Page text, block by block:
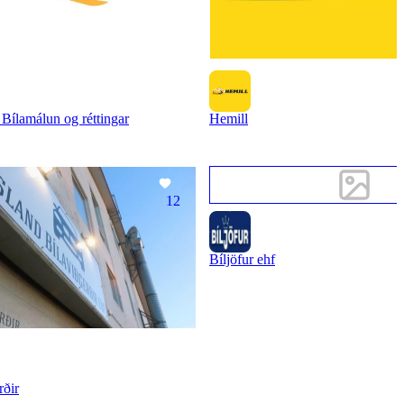
og réttingar Hemill
12
Bíljöfur ehf